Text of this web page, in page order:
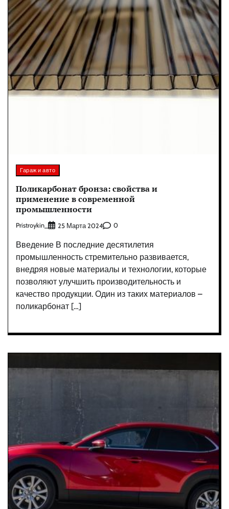
Гараж и авто
Поликарбонат бронза: свойства и
применение в современной
промышленности
Pristroykin_ 25 Марта 2024 0
Введение В последние десятилетия
промышленность стремительно развивается,
внедряя новые материалы и технологии, которые
позволяют улучшить производительность и
качество продукции. Один из таких материалов –
поликарбонат […]